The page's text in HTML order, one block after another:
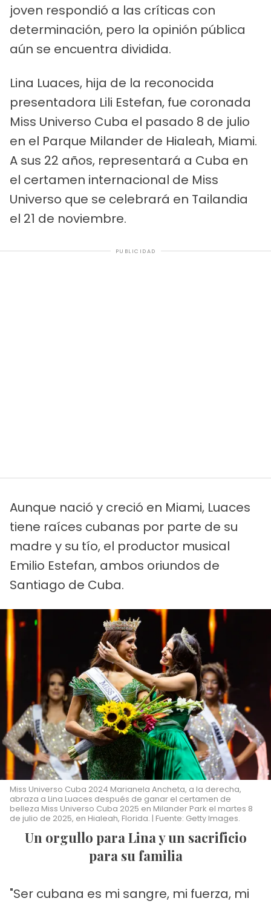
joven respondió a las críticas con
determinación, pero la opinión pública
aún se encuentra dividida.
Lina Luaces, hija de la reconocida
presentadora Lili Estefan, fue coronada
Miss Universo Cuba el pasado 8 de julio
en el Parque Milander de Hialeah, Miami.
A sus 22 años, representará a Cuba en
el certamen internacional de Miss
Universo que se celebrará en Tailandia
el 21 de noviembre.
PUBLICIDAD
Aunque nació y creció en Miami, Luaces
tiene raíces cubanas por parte de su
madre y su tío, el productor musical
Emilio Estefan, ambos oriundos de
Santiago de Cuba.
Miss Universo Cuba 2024 Marianela Ancheta, a la derecha,
abraza a Lina Luaces después de ganar el certamen de
belleza Miss Universo Cuba 2025 en Milander Park el martes 8
de julio de 2025, en Hialeah, Florida. | Fuente: Getty Images.
Un orgullo para Lina y un sacrificio
para su familia
"Ser cubana es mi sangre, mi fuerza, mi